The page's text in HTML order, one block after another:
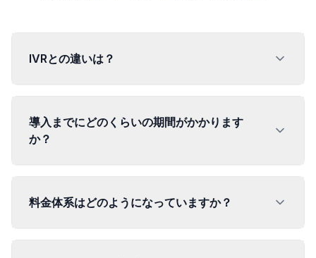
IVRとの違いは？
導入までにどのくらいの期間がかかります
か？
料金体系はどのようになっていますか？